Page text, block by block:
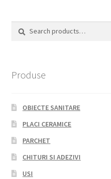
Search
Search
Produse
OBIECTE SANITARE
PLACI CERAMICE
PARCHET
CHITURI SI ADEZIVI
USI